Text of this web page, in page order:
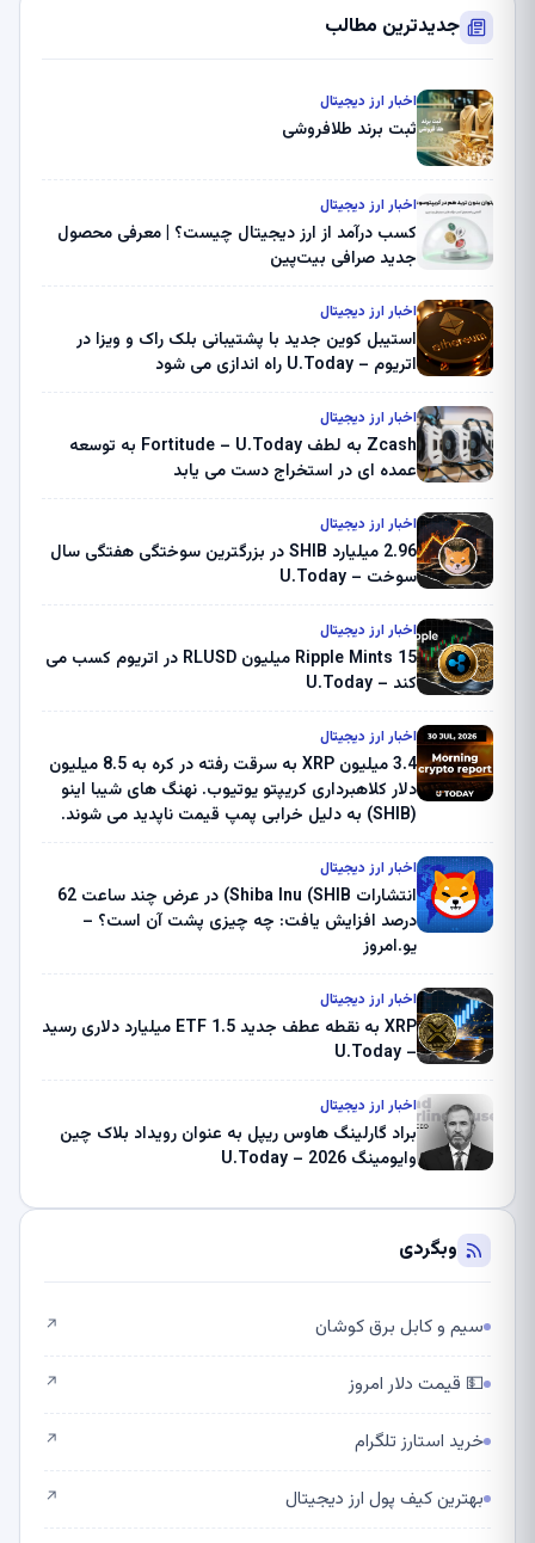
جدیدترین مطالب
اخبار ارز دیجیتال
ثبت برند طلافروشی
اخبار ارز دیجیتال
کسب درآمد از ارز دیجیتال چیست؟ | معرفی محصول
جدید صرافی بیت‌پین
اخبار ارز دیجیتال
استیبل کوین جدید با پشتیبانی بلک راک و ویزا در
اتریوم – U.Today راه اندازی می شود
اخبار ارز دیجیتال
Zcash به لطف Fortitude – U.Today به توسعه
عمده ای در استخراج دست می یابد
اخبار ارز دیجیتال
2.96 میلیارد SHIB در بزرگترین سوختگی هفتگی سال
سوخت – U.Today
اخبار ارز دیجیتال
Ripple Mints 15 میلیون RLUSD در اتریوم کسب می
کند – U.Today
اخبار ارز دیجیتال
3.4 میلیون XRP به سرقت رفته در کره به 8.5 میلیون
دلار کلاهبرداری کریپتو یوتیوب. نهنگ های شیبا اینو
(SHIB) به دلیل خرابی پمپ قیمت ناپدید می شوند.
ثبت کرد – گزارش کریپتو صبح – U.Today
اخبار ارز دیجیتال
انتشارات Shiba Inu (SHIB) در عرض چند ساعت 62
درصد افزایش یافت: چه چیزی پشت آن است؟ –
یو.امروز
اخبار ارز دیجیتال
XRP به نقطه عطف جدید ETF 1.5 میلیارد دلاری رسید
– U.Today
اخبار ارز دیجیتال
براد گارلینگ هاوس ریپل به عنوان رویداد بلاک چین
وایومینگ 2026 – U.Today
وبگردی
سیم و کابل برق کوشان ↗
💵 قیمت دلار امروز ↗
خرید استارز تلگرام ↗
بهترین کیف پول ارز دیجیتال ↗